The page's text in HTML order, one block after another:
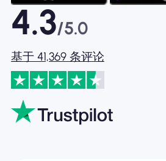
4.3/5.0
基于 41,369 条评论